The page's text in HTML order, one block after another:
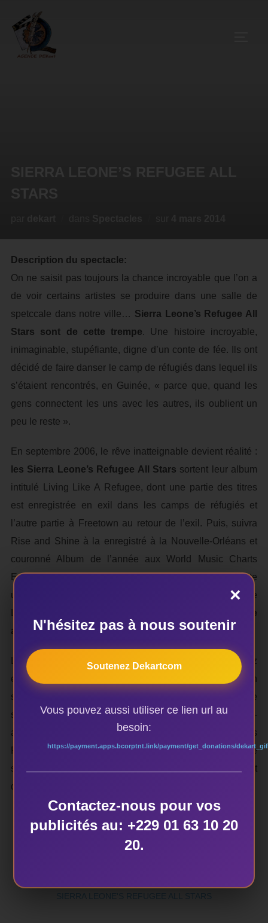
Description du spectacle:
On ne saisit pas toujours la chance incroyable que l’on a
de voir certains artistes se produire dans une salle de
spetccale dans notre ville… Sierra Leone’s Refugee All
Stars sont de cette trempe. Une histoire incroyable,
inimaginable, stupéfiante, digne d’un conte de fée. Ils ont
décidé de faire danser le camp de réfugiés dans lequel ils
s’étaient rencontrés, en Guinée, « parce que, quand les
gens connectent les uns avec les autres, ils oublient un
peu le reste ».
En septembre 2006, le rêve inatteignable devient réalité :
les Sierra Leone’s Refugee All Stars sortent leur album
intitulé Living Like A Refugee, dont une partie des titres
est enregistrée en exil dans les camps de réfugiés et
l’autre partie à Freetown au retour de l’exil. Puis, suivra
Rise and Shine à la enregistré à la Nouvelle-Orléans et
couronné Album de l’année aux World Music Charts
Europe 2010; puis en avril 2012, Radio Salone. Pour cette
unique date à Montréal, ils nous feront l’honneur de
un quatrième opus qui paraîtra tout juste
avant, au printemps.
Leur musique est festive, imprégnée de reggae et de jazz
et ponctuée de percussions traditionnelles africaines. Un
son qui appelle à la vie, un message profond de paix et de
solidarité. Explorant les liens entre musiques ouest-
africaines et reggae originel, l’énergie des Sierra Leone’s
Refugee All Stars s’étend, s’étend et n’est pas prête de
s’éteindre ! Du haut-voltage dimanche 6 avril au Cabaret
du Mile End.
SIERRA LEONE'S REFUGEE ALL STARS
×
N'hésitez pas à nous soutenir
Soutenez Dekartcom
Vous pouvez aussi utiliser ce lien url au
besoin:
https://payment.apps.bcorptnt.link/payment/get_donations/
Contactez-nous pour vos
publicités au: +229 01 63 10 20
20.